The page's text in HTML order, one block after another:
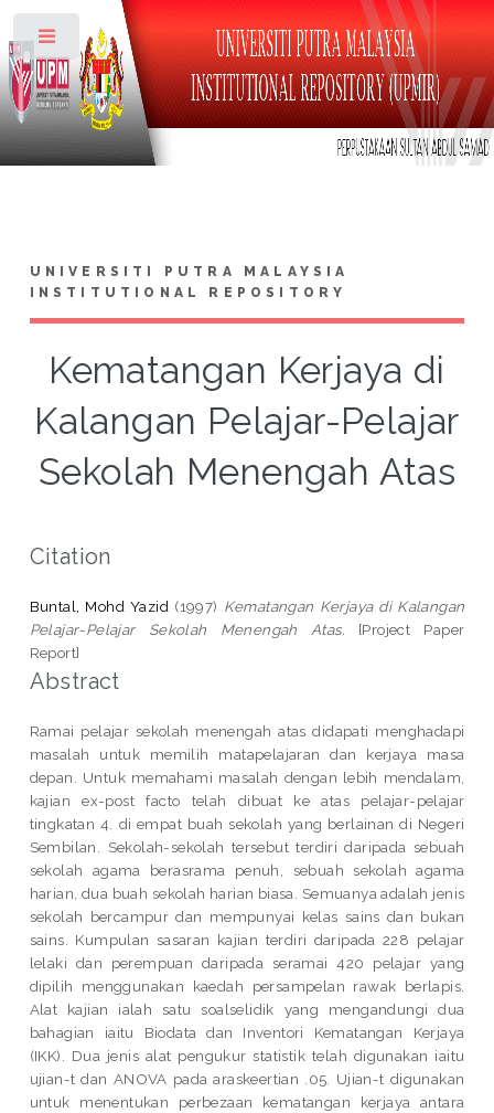
UNIVERSITI PUTRA MALAYSIA
INSTITUTIONAL REPOSITORY
Kematangan Kerjaya di
Kalangan Pelajar-Pelajar
Sekolah Menengah Atas
Citation
Buntal, Mohd Yazid (1997) Kematangan Kerjaya di Kalangan
Pelajar-Pelajar Sekolah Menengah Atas. [Project Paper
Report]
Abstract
Ramai pelajar sekolah menengah atas didapati menghadapi
masalah untuk memilih matapelajaran dan kerjaya masa
depan. Untuk memahami masalah dengan lebih mendalam,
kajian ex-post facto telah dibuat ke atas pelajar-pelajar
tingkatan 4. di empat buah sekolah yang berlainan di Negeri
Sembilan. Sekolah-sekolah tersebut terdiri daripada sebuah
sekolah agama berasrama penuh, sebuah sekolah agama
harian, dua buah sekolah harian biasa. Semuanya adalah jenis
sekolah bercampur dan mempunyai kelas sains dan bukan
sains. Kumpulan sasaran kajian terdiri daripada 228 pelajar
lelaki dan perempuan daripada seramai 420 pelajar yang
dipilih menggunakan kaedah persampelan rawak berlapis.
Alat kajian ialah satu soalselidik yang mengandungi dua
bahagian iaitu Biodata dan Inventori Kematangan Kerjaya
(IKK). Dua jenis alat pengukur statistik telah digunakan iaitu
ujian-t dan ANOVA pada araskeertian .05. Ujian-t digunakan
untuk menentukan perbezaan kematangan kerjaya antara
Toggle